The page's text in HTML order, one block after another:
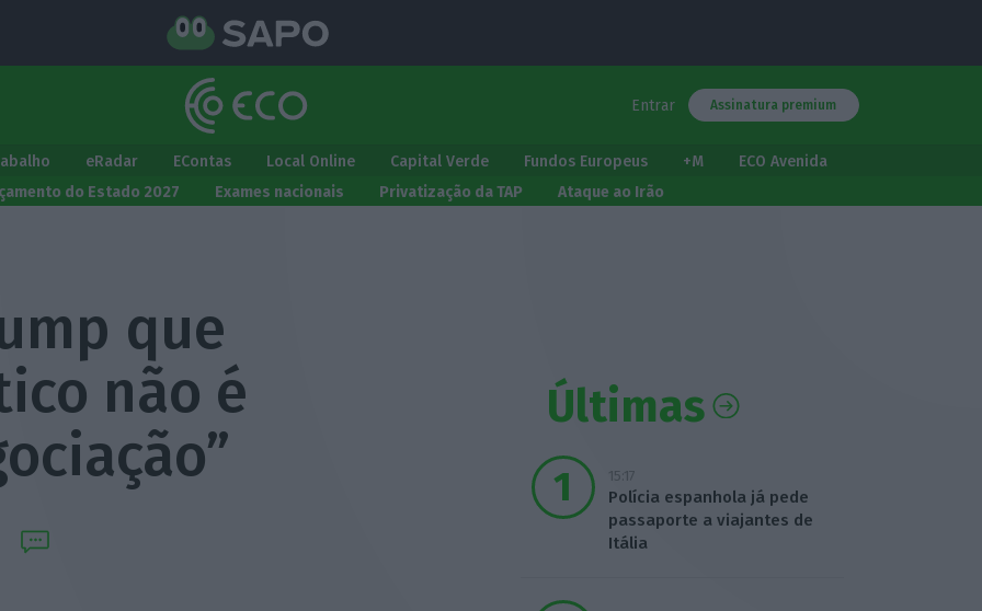
Entrar Assinatura premium
eRadar EContas Local Online Capital Verde Fundos Europeus +M
ECO Avenida
do Estado 2027 Exames nacionais Privatização da TAP Ataque ao Irão
que
não é
Últimas
15:17
Polícia espanhola já pede
passaporte a viajantes de
Itália